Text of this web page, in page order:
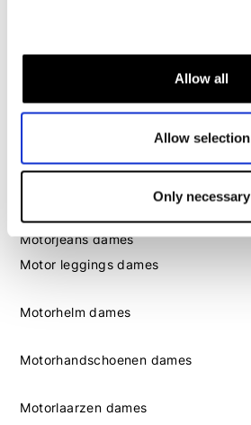
Allow all
Allow selection
Only necessary
Motorschoenen heren
Dames
Motorjas dames
Motorjeans dames
Motor leggings dames
Motorhelm dames
Motorhandschoenen dames
Motorlaarzen dames